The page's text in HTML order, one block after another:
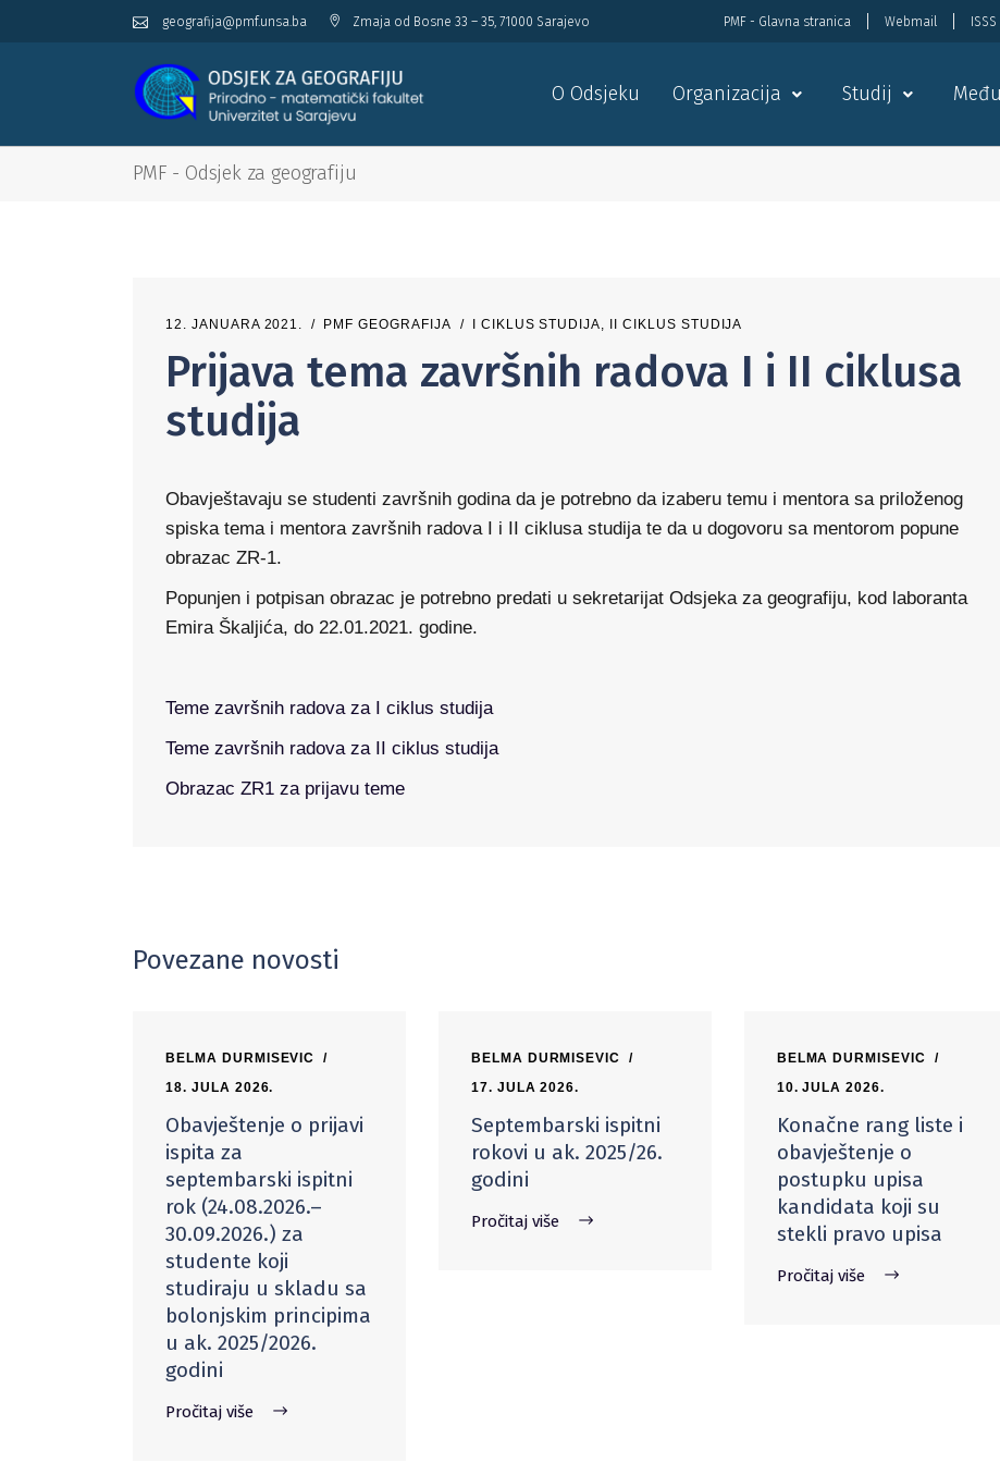
geografija@pmf.unsa.ba Zmaja od Bosne 33 – 35, 71000 Sarajevo PMF - Glavna stranica Webmail ISSS
O Odsjeku Organizacija Studij
PMF - Odsjek za geografiju
12. JANUARA 2021. PMF GEOGRAFIJA I CIKLUS STUDIJA, II CIKLUS STUDIJA
Prijava tema završnih radova I i II ciklusa
studija
Obavještavaju se studenti završnih godina da je potrebno da izaberu temu i mentora sa priloženog
spiska tema i mentora završnih radova I i II ciklusa studija te da u dogovoru sa mentorom popune
obrazac ZR-1.
Popunjen i potpisan obrazac je potrebno predati u sekretarijat Odsjeka za geografiju, kod laboranta
Emira Škaljića, do 22.01.2021. godine.
Teme završnih radova za I ciklus studija
Teme završnih radova za II ciklus studija
Obrazac ZR1 za prijavu teme
Povezane novosti
BELMA DURMISEVIC
18. JULA 2026.
Obavještenje o prijavi
ispita za
septembarski ispitni
rok (24.08.2026.–
30.09.2026.) za
studente koji
studiraju u skladu sa
bolonjskim principima
u ak. 2025/2026.
godini
Pročitaj više
BELMA DURMISEVIC
17. JULA 2026.
Septembarski ispitni
rokovi u ak. 2025/26.
godini
Pročitaj više
BELMA DURMISEVIC
10. JULA 2026.
Konačne rang liste i
obavještenje o
postupku upisa
kandidata koji su
stekli pravo upisa
Pročitaj više